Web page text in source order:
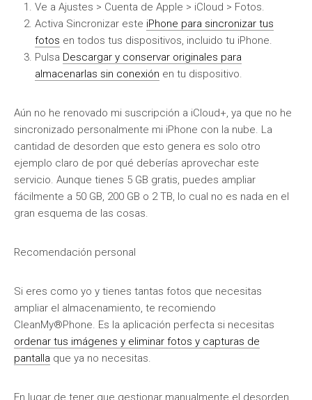
Ve a Ajustes > Cuenta de Apple > iCloud > Fotos.
Activa Sincronizar este iPhone para sincronizar tus
fotos en todos tus dispositivos, incluido tu iPhone.
Pulsa Descargar y conservar originales para
almacenarlas sin conexión en tu dispositivo.
Aún no he renovado mi suscripción a iCloud+, ya que no he
sincronizado personalmente mi iPhone con la nube. La
cantidad de desorden que esto genera es solo otro
ejemplo claro de por qué deberías aprovechar este
servicio. Aunque tienes 5 GB gratis, puedes ampliar
fácilmente a 50 GB, 200 GB o 2 TB, lo cual no es nada en el
gran esquema de las cosas.
Recomendación personal
Si eres como yo y tienes tantas fotos que necesitas
ampliar el almacenamiento, te recomiendo
CleanMy®Phone. Es la aplicación perfecta si necesitas
ordenar tus imágenes y eliminar fotos y capturas de
pantalla que ya no necesitas.
En lugar de tener que gestionar manualmente el desorden